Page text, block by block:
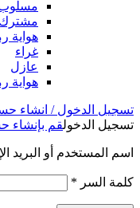
هواية
غراء
عازل
هواية
تسجيل الدخول / انشاء
تسجيل الدخولقم بإنشاء
اسم المستخدم أو البريد
كلمة السر *